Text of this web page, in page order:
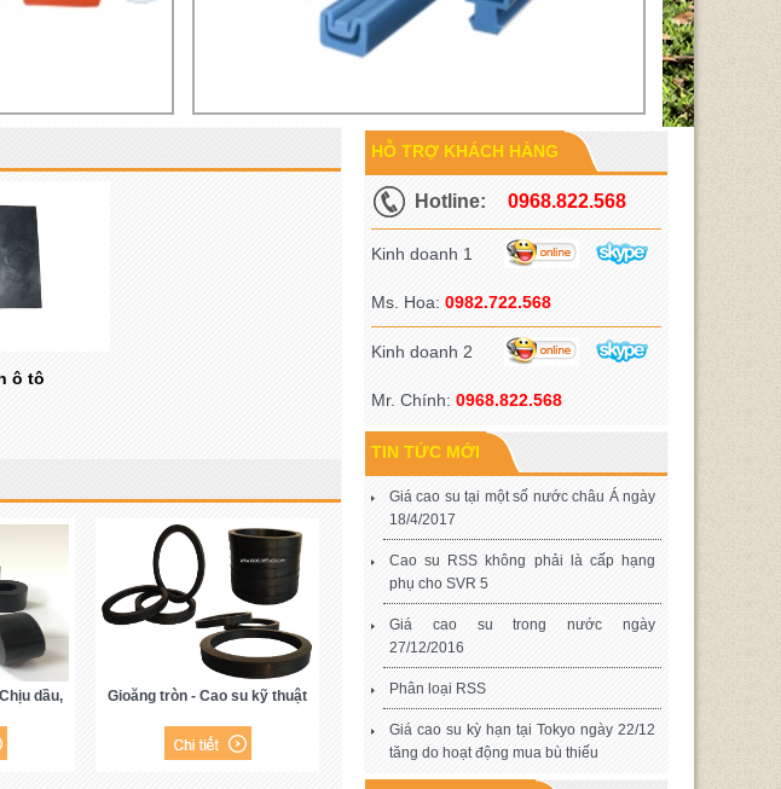
ô tô
dầu,
Gioăng tròn - Cao su kỹ thuật
HỖ TRỢ KHÁCH HÀNG
Hotline: 0968.822.568
Kinh doanh 1
Ms. Hoa: 0982.722.568
Kinh doanh 2
Mr. Chính: 0968.822.568
TIN TỨC MỚI
Giá cao su tại một số nước châu Á ngày
18/4/2017
Cao su RSS không phải là cấp hạng
phụ cho SVR 5
Giá cao su trong nước ngày
27/12/2016
Phân loại RSS
Giá cao su kỳ hạn tại Tokyo ngày 22/12
tăng do hoạt động mua bù thiếu